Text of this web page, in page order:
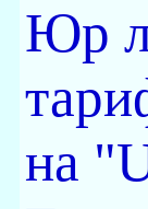
Юр
на